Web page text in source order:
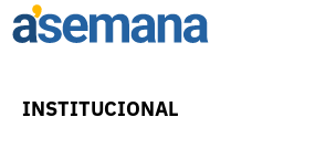
INSTITUCIONAL